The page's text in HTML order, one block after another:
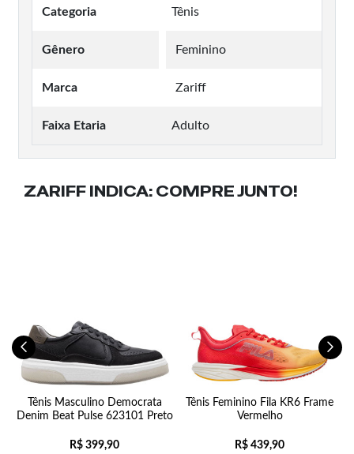
Categoria Tênis
Gênero Feminino
Marca Zariff
Faixa Etaria Adulto
ZARIFF INDICA: COMPRE JUNTO!
Tênis Masculino Democrata
Denim Beat Pulse 623101 Preto
R$ 399,90
Tênis Feminino Fila KR6 Frame
Vermelho
R$ 439,90